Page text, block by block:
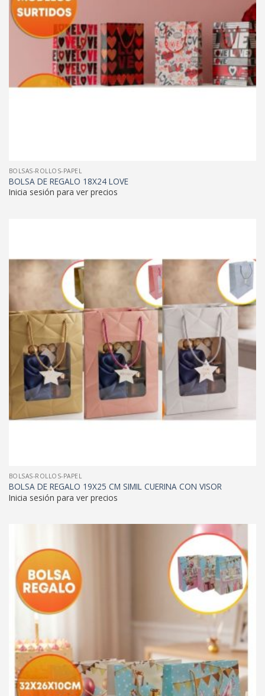
BOLSAS-ROLLOS-PAPEL
BOLSA DE REGALO 18X24 LOVE
Inicia sesión para ver precios
BOLSAS-ROLLOS-PAPEL
BOLSA DE REGALO 19X25 CM SIMIL CUERINA CON VISOR
Inicia sesión para ver precios